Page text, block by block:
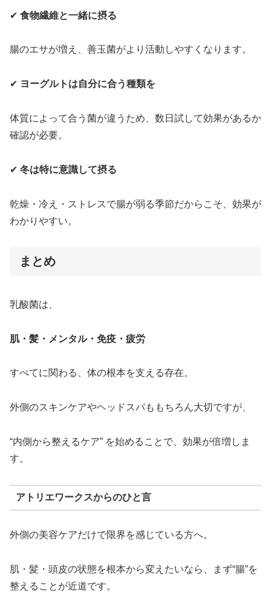
✔ 食物繊維と一緒に摂る
腸のエサが増え、善玉菌がより活動しやすくなります。
✔ ヨーグルトは自分に合う種類を
体質によって合う菌が違うため、数日試して効果があるか
確認が必要。
✔ 冬は特に意識して摂る
乾燥・冷え・ストレスで腸が弱る季節だからこそ、効果が
わかりやすい。
まとめ
乳酸菌は、
肌・髪・メンタル・免疫・疲労
すべてに関わる、体の根本を支える存在。
外側のスキンケアやヘッドスパももちろん大切ですが、
“内側から整えるケア” を始めることで、効果が倍増しま
す。
アトリエワークスからのひと言
外側の美容ケアだけで限界を感じている方へ。
肌・髪・頭皮の状態を根本から変えたいなら、まず“腸”を
整えることが近道です。